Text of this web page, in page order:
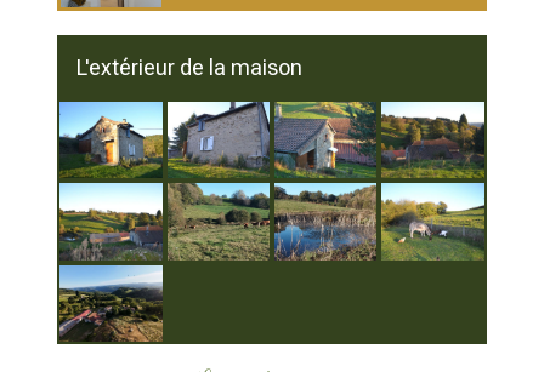
L'extérieur de la maison